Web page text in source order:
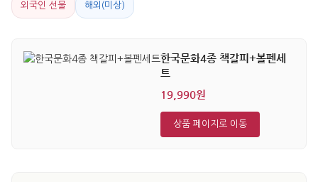
외국인 선물 해외(미상)
한국문화4종 책갈피+볼펜세
트
19,990원
상품 페이지로 이동